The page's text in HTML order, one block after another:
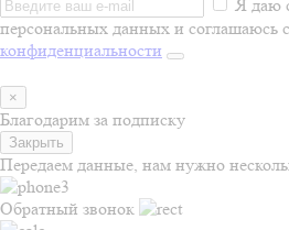
Я даю
персональных данных и соглашаюсь с
конфиденциальности
×
Благодарим за подписку
Закрыть
Передаем данные, нам нужно
Обратный звонок